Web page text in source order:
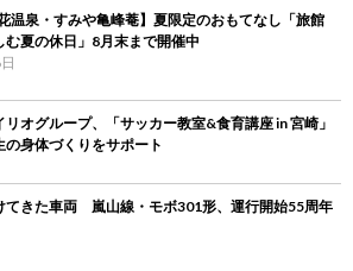
花温泉・すみや亀峰菴】夏限定のおもてなし「旅館
む夏の休日」8月末まで開催中
オグループ、「サッカー教室&食育講座 in 宮崎」
身体づくりをサポート
てきた車両 嵐山線・モボ301形、運行開始55周年